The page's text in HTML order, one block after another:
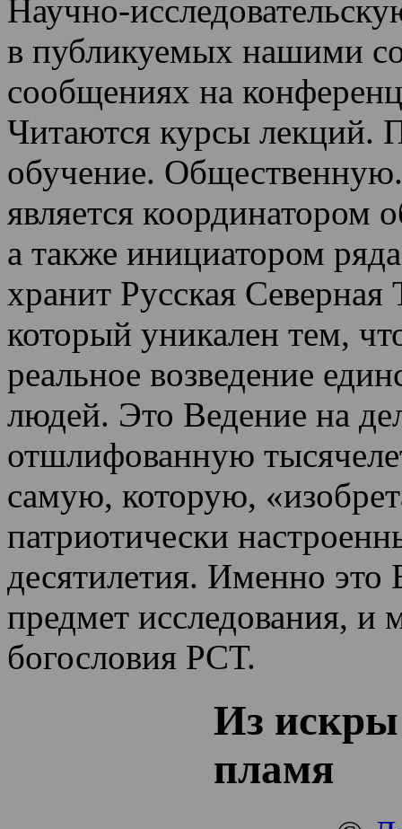
Научно-
в публикуемых нашими
сообщениях на
Читаются курсы лекций.
обучение.
является
а также инициатором
хранит Русская
который уникален тем,
реальное возведение
людей. Это Ведение на
отшлифованную
самую, которую,
патриотически
десятилетия. Именно это
предмет исследования, и
богословия РСТ.
Из искры
пламя